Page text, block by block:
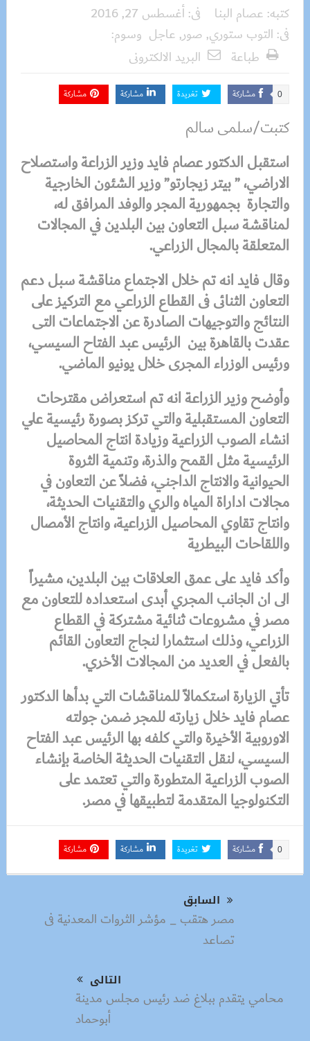
كتبه: عصام البنا فى:أغسطس 27, 2016
فى: التوب ستوري, صور, عاجل وسوم:
طباعة
البريد الالكترونى
مشاركة 0 تغريدة مشاركة مشاركة
كتبت/سلمى سالم
استقبل الدكتور عصام فايد وزير الزراعة واستصلاح
الاراضي، ” بيتر زيجارتو” وزير الشئون الخارجية
والتجارة بجمهورية المجر والوفد المرافق له،
لمناقشة سبل التعاون بين البلدين في المجالات
المتعلقة بالمجال الزراعي.
وقال فايد انه تم خلال الاجتماع مناقشة سبل دعم
التعاون الثنائى فى القطاع الزراعي مع التركيز على
النتائج والتوجيهات الصادرة عن الاجتماعات التى
عقدت بالقاهرة بين الرئيس عبد الفتاح السيسي،
ورئيس الوزراء المجرى خلال يونيو الماضي.
وأوضح وزير الزراعة انه تم استعراض مقترحات
التعاون المستقبلية والتي تركز بصورة رئيسية علي
انشاء الصوب الزراعية وزيادة انتاج المحاصيل
الرئيسية مثل القمح والذرة، وتنمية الثروة
الحيوانية والانتاج الداجني، فضلاً عن التعاون في
مجالات اداراة المياه والري والتقنيات الحديثة،
وانتاج تقاوي المحاصيل الزراعية، وانتاج الأمصال
واللقاحات البيطرية
وأكد فايد على عمق العلاقات بين البلدين، مشيراً
الى ان الجانب المجري أبدى استعداده للتعاون مع
مصر في مشروعات ثنائية مشتركة في القطاع
الزراعي، وذلك استثمارا لنجاج التعاون القائم
بالفعل في العديد من المجالات الأخري.
تأتي الزيارة استكمالاً للمناقشات التي بدأها الدكتور
عصام فايد خلال زيارته للمجر ضمن جولته
الاوروبية الأخيرة والتي كلفه بها الرئيس عبد الفتاح
السيسي، لنقل التقنيات الحديثة الخاصة بإنشاء
الصوب الزراعية المتطورة والتي تعتمد على
التكنولوجيا المتقدمة لتطبيقها في مصر.
مشاركة 0 تغريدة مشاركة مشاركة
السابق
مصر هتقب _ مؤشر الثروات المعدنية فى
تصاعد
التالى
محامي يتقدم ببلاغ ضد رئيس مجلس مدينة
أبوحماد